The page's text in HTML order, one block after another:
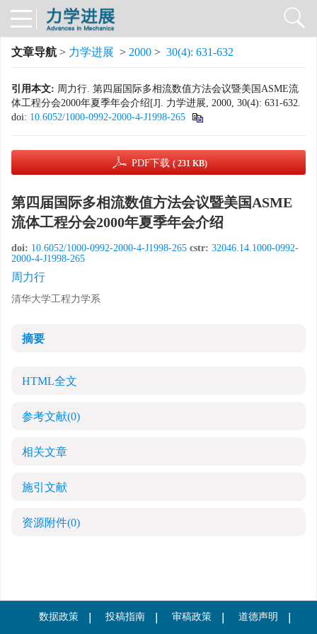
文章导航 > 力学进展 > 2000 > 30(4): 631-632
引用本文: 周力行. 第四届国际多相流数值方法会议暨美国ASME流
体工程分会2000年夏季年会介绍[J]. 力学进展, 2000, 30(4): 631-632.
doi: 10.6052/1000-0992-2000-4-J1998-265
PDF下载 ( 231 KB)
第四届国际多相流数值方法会议暨美国ASME
流体工程分会2000年夏季年会介绍
doi: 10.6052/1000-0992-2000-4-J1998-265 cstr: 32046.14.1000-0992-
2000-4-J1998-265
周力行
清华大学工程力学系
摘要
HTML全文
参考文献(0)
相关文章
施引文献
资源附件(0)
数据政策 投稿指南 审稿政策 道德声明